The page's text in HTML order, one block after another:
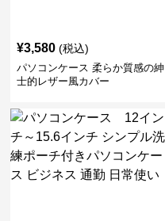
¥3,580 (税込)
パソコンケース 柔らか質感の紳
士的レザー風カバー